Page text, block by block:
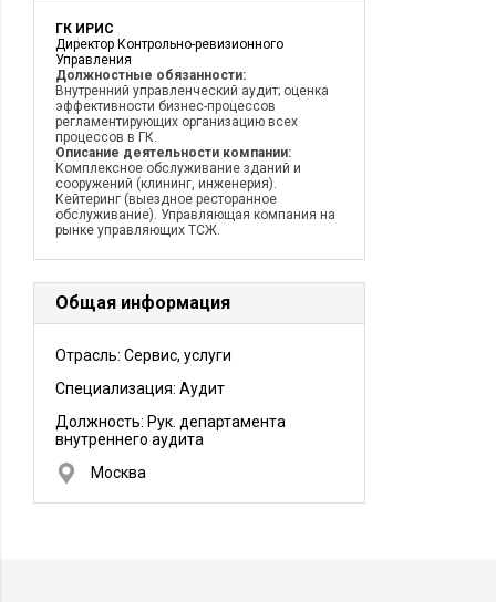
ГК ИРИС
Директор Контрольно-ревизионного
Управления
Должностные обязанности:
Внутренний управленческий аудит; оценка
эффективности бизнес-процессов
регламентирующих организацию всех
процессов в ГК.
Описание деятельности компании:
Комплексное обслуживание зданий и
сооружений (клининг, инженерия).
Кейтеринг (выездное ресторанное
обслуживание). Управляющая компания на
рынке управляющих ТСЖ.
Общая информация
Отрасль: Сервис, услуги
Специализация: Аудит
Должность: Рук. департамента
внутреннего аудита
Москва